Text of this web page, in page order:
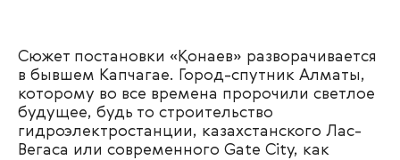
Сюжет постановки «Қонаев» разворачивается
в бывшем Капчагае. Город-спутник Алматы,
которому во все времена пророчили светлое
будущее, будь то строительство
гидроэлектростанции, казахстанского Лас-
Вегаса или современного Gate City, как